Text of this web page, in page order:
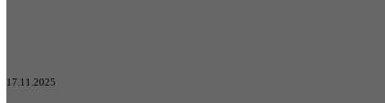
17.11.2025